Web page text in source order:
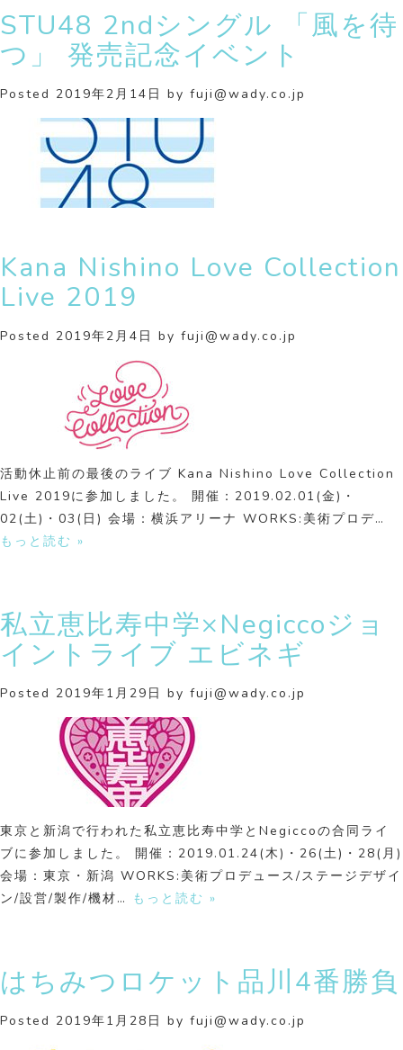
STU48 2ndシングル 「風を待
つ」 発売記念イベント
Posted 2019年2月14日 by fuji@wady.co.jp
Kana Nishino Love Collection
Live 2019
Posted 2019年2月4日 by fuji@wady.co.jp
活動休止前の最後のライブ Kana Nishino Love Collection
Live 2019に参加しました。 開催：2019.02.01(金)・
02(土)・03(日) 会場：横浜アリーナ WORKS:美術プロデ…
もっと読む »
私立恵比寿中学×Negiccoジョ
イントライブ エビネギ
Posted 2019年1月29日 by fuji@wady.co.jp
東京と新潟で行われた私立恵比寿中学とNegiccoの合同ライ
ブに参加しました。 開催：2019.01.24(木)・26(土)・28(月)
会場：東京・新潟 WORKS:美術プロデュース/ステージデザイ
ン/設営/製作/機材… もっと読む »
はちみつロケット品川4番勝負
Posted 2019年1月28日 by fuji@wady.co.jp